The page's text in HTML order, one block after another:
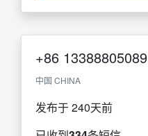
+86 13388805089
中国 CHINA
发布于 240天前